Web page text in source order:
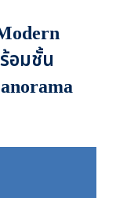
อมชั้น